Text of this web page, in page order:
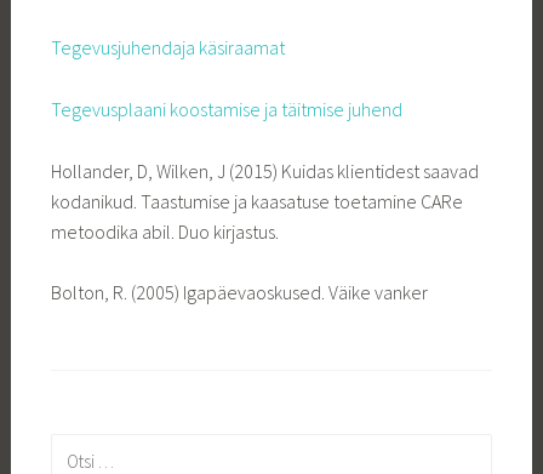
Tegevusjuhendaja käsiraamat
Tegevusplaani koostamise ja täitmise juhend
Hollander, D, Wilken, J (2015) Kuidas klientidest saavad
kodanikud. Taastumise ja kaasatuse toetamine CARe
metoodika abil. Duo kirjastus.
Bolton, R. (2005) Igapäevaoskused. Väike vanker